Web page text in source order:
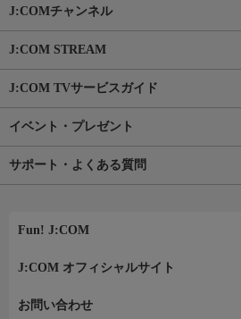
J:COMチャンネル
J:COM STREAM
J:COM TVサービスガイド
イベント・プレゼント
サポート・よくある質問
Fun! J:COM
J:COM オフィシャルサイト
お問い合わせ